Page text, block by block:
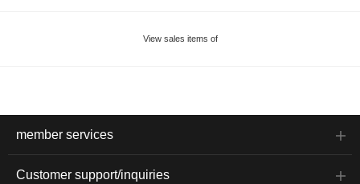
View sales items of
member services
Customer support/inquiries